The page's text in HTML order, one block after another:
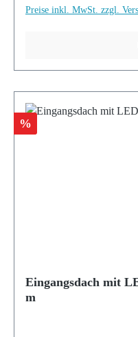
Preise inkl. MwSt. zzgl.
Rabatt
%
Eingangsdach mit
m